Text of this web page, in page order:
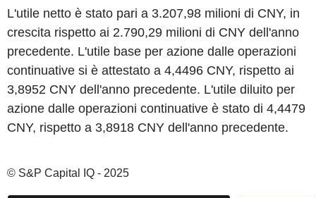
L'utile netto è stato pari a 3.207,98 milioni di CNY, in
crescita rispetto ai 2.790,29 milioni di CNY dell'anno
precedente. L'utile base per azione dalle operazioni
continuative si è attestato a 4,4496 CNY, rispetto ai
3,8952 CNY dell'anno precedente. L'utile diluito per
azione dalle operazioni continuative è stato di 4,4479
CNY, rispetto a 3,8918 CNY dell'anno precedente.
© S&P Capital IQ - 2025